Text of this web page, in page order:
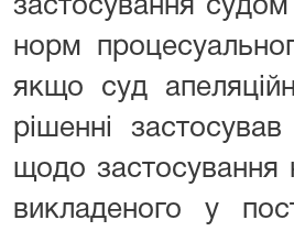
застосування
норм
якщо суд
рішенні
щодо застосування
викладеного у